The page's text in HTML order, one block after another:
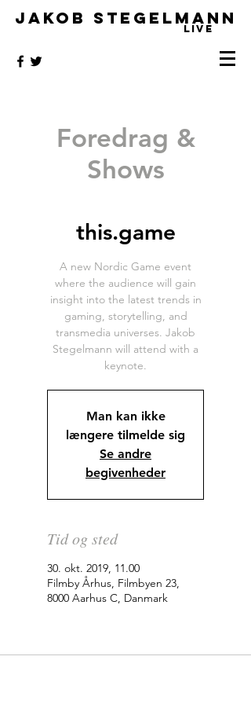
JAKOB STEGELMANN
LIVE
Foredrag &
Shows
this.game
A new Nordic Game event
where the audience will gain
insight into the latest trends in
gaming, storytelling, and
transmedia universes. Jakob
Stegelmann will attend with a
keynote.
Man kan ikke
længere tilmelde sig
Se andre
begivenheder
Tid og sted
30. okt. 2019, 11.00
Filmby Århus, Filmbyen 23,
8000 Aarhus C, Danmark